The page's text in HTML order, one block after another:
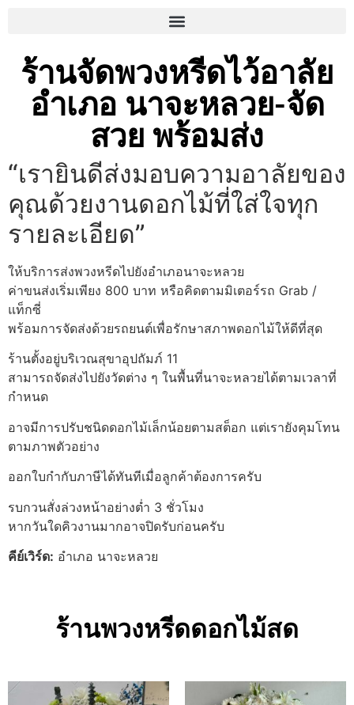
ร้านจัดพวงหรีดไว้อาลัย
อำเภอ นาจะหลวย-จัด
สวย พร้อมส่ง
“เรายินดีส่งมอบความอาลัยของ
คุณด้วยงานดอกไม้ที่ใส่ใจทุก
รายละเอียด”
ให้บริการส่งพวงหรีดไปยังอำเภอนาจะหลวย
ค่าขนส่งเริ่มเพียง 800 บาท หรือคิดตามมิเตอร์รถ Grab /
แท็กซี่
พร้อมการจัดส่งด้วยรถยนต์เพื่อรักษาสภาพดอกไม้ให้ดีที่สุด
ร้านตั้งอยู่บริเวณสุขาอุปถัมภ์ 11
สามารถจัดส่งไปยังวัดต่าง ๆ ในพื้นที่นาจะหลวยได้ตามเวลาที่
กำหนด
อาจมีการปรับชนิดดอกไม้เล็กน้อยตามสต็อก แต่เรายังคุมโทน
ตามภาพตัวอย่าง
ออกใบกำกับภาษีได้ทันทีเมื่อลูกค้าต้องการครับ
รบกวนสั่งล่วงหน้าอย่างต่ำ 3 ชั่วโมง
หากวันใดคิวงานมากอาจปิดรับก่อนครับ
คีย์เวิร์ด: อำเภอ นาจะหลวย
ร้านพวงหรีดดอกไม้สด